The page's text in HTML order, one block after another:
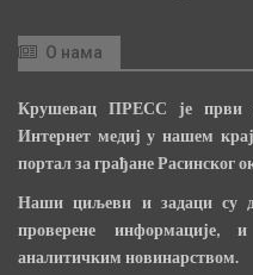
О нама
Крушевац ПРЕСС је први
Интернет медиј у нашем
портал за грађане Расинског
Наши циљеви и задаци су
проверене
аналитичким новинарством.